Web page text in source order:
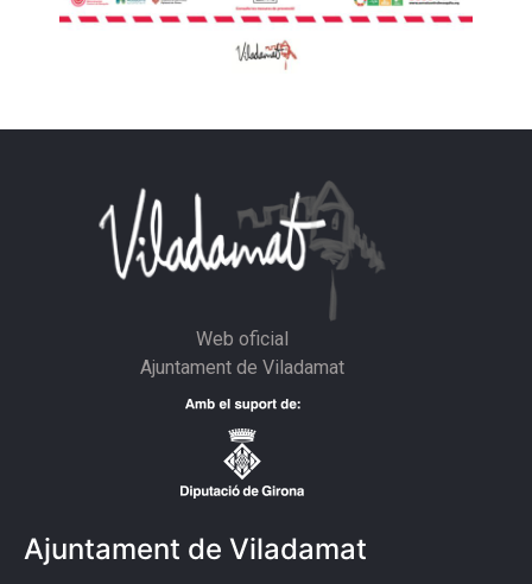
Web oficial
Ajuntament de Viladamat
Ajuntament de Viladamat